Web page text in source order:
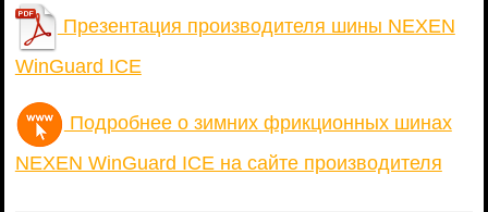
Презентация производителя шины NEXEN
WinGuard ICE
Подробнее о зимних фрикционных шинах
NEXEN WinGuard ICE на сайте производителя